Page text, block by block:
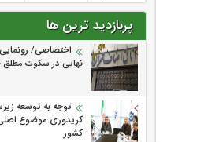
پربازدید ترین ها
اختصاصی/ رونمایی
نهایی در سکوت مطلق
توجه به توسعه
کریدوری موضوع
کشور